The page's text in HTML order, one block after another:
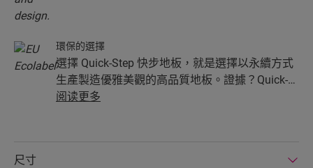
環保的選擇
選擇 Quick-Step 快步地板，就是選擇以永續方式
生產製造優雅美觀的高品質地板。證據？Quick-
Step 快步層壓地板是首批獲得歐盟環保標章 (EC
阅读更多
尺寸